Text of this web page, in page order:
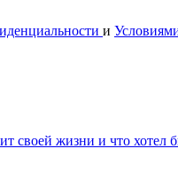
и
своей жизни и что хотел